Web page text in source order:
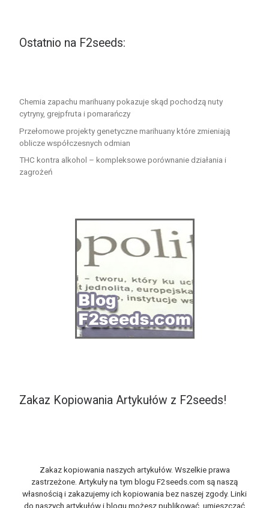
Ostatnio na F2seeds:
Chemia zapachu marihuany pokazuje skąd pochodzą nuty
cytryny, grejpfruta i pomarańczy
Przełomowe projekty genetyczne marihuany które zmieniają
oblicze współczesnych odmian
THC kontra alkohol – kompleksowe porównanie działania i
zagrożeń
Zakaz Kopiowania Artykułów z F2seeds!
Zakaz kopiowania naszych artykułów. Wszelkie prawa
zastrzeżone. Artykuły na tym blogu F2seeds.com są naszą
własnością i zakazujemy ich kopiowania bez naszej zgody. Linki
do naszych artykułów i blogu możesz publikować, umieszczać